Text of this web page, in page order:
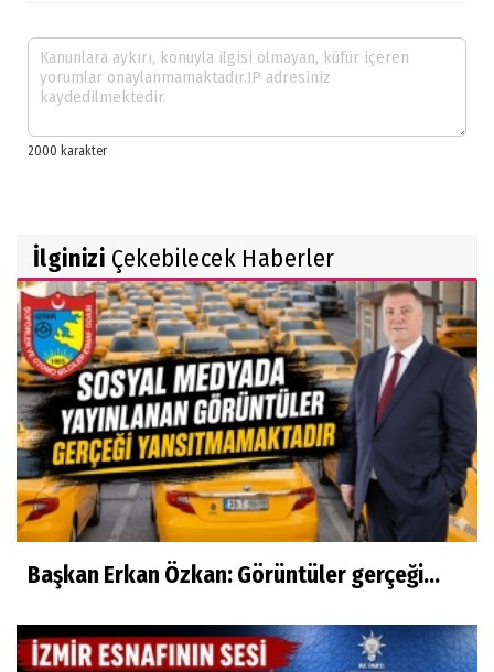
İlginizi Çekebilecek Haberler
Başkan Erkan Özkan: Görüntüler gerçeği...